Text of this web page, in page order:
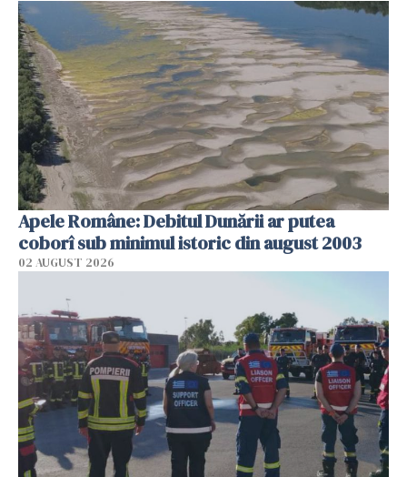
Apele Române: Debitul Dunării ar putea
coborî sub minimul istoric din august 2003
02 AUGUST 2026